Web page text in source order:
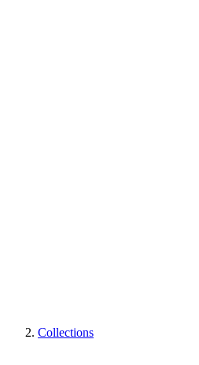
Collections